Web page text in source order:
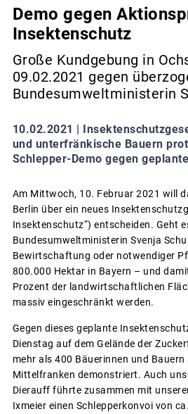
Demo gegen
Insektenschutz
Große Kundgebung in
09.02.2021 gegen
Bundesumweltministerin
10.02.2021 |
und unterfränkische Bauern
Schlepper-Demo gegen
Am Mittwoch, 10. Februar 2021 will
Berlin über ein neues
Insektenschutz“) entscheiden. Geht
Bundesumweltministerin Svenja
Bewirtschaftung oder notwendiger
800.000 Hektar in Bayern – und
Prozent der landwirtschaftlichen
massiv eingeschränkt werden.
Gegen dieses geplante
Dienstag auf dem Gelände der
mehr als 400 Bäuerinnen und Bauern
Mittelfranken demonstriert. Auch
Dierauff führte zusammen mit
Ixmeier einen Schlepperkonvoi von